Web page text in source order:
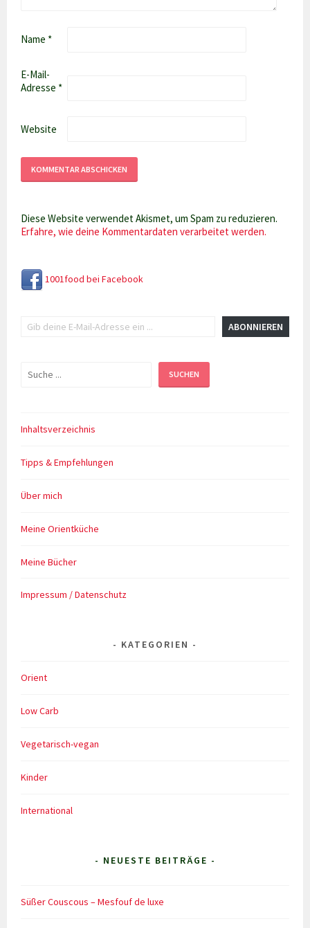
Name *
E-Mail-
Adresse *
Website
Diese Website verwendet Akismet, um Spam zu reduzieren.
Erfahre, wie deine Kommentardaten verarbeitet werden.
1001food bei Facebook
ABONNIEREN
Suchen SUCHEN
Inhaltsverzeichnis
Tipps & Empfehlungen
Über mich
Meine Orientküche
Meine Bücher
Impressum / Datenschutz
KATEGORIEN
Orient
Low Carb
Vegetarisch-vegan
Kinder
International
- NEUESTE BEITRÄGE -
Süßer Couscous – Mesfouf de luxe